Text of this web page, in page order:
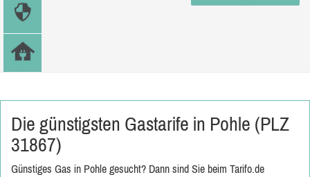
Die günstigsten Gastarife in Pohle (PLZ
31867)
Günstiges Gas in Pohle gesucht? Dann sind Sie beim Tarifo.de